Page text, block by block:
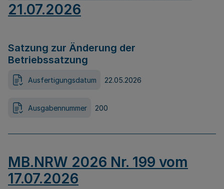
21.07.2026
Satzung zur Änderung der
Betriebssatzung
Ausfertigungsdatum 22.05.2026
Ausgabennummer 200
MB.NRW 2026 Nr. 199 vom
17.07.2026